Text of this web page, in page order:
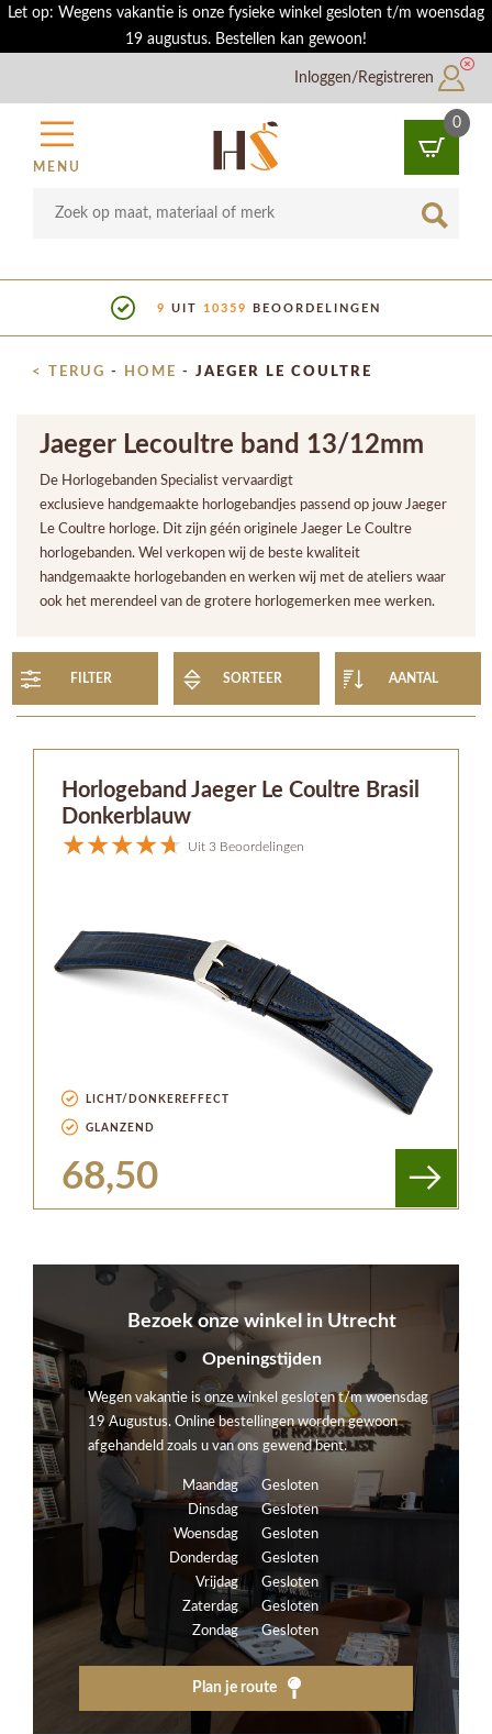
Let op: Wegens vakantie is onze fysieke winkel gesloten t/m woensdag
19 augustus. Bestellen kan gewoon!
Inloggen/Registreren
MENU
0
9 UIT 10359 BEOORDELINGEN
< TERUG - HOME - JAEGER LE COULTRE
Jaeger Lecoultre band 13/12mm
De Horlogebanden Specialist vervaardigt
exclusieve handgemaakte horlogebandjes passend op jouw Jaeger
Le Coultre horloge. Dit zijn géén originele Jaeger Le Coultre
horlogebanden. Wel verkopen wij de beste kwaliteit
handgemaakte horlogebanden en werken wij met de ateliers waar
ook het merendeel van de grotere horlogemerken mee werken.
FILTER SORTEER AANTAL
Horlogeband Jaeger Le Coultre Brasil
Donkerblauw
Uit 3 Beoordelingen
LICHT/DONKEREFFECT
GLANZEND
68,50
Bezoek onze winkel in Utrecht
Openingstijden
Wegen vakantie is onze winkel gesloten t/m woensdag
19 Augustus. Online bestellingen worden gewoon
afgehandeld zoals u van ons gewend bent.
Maandag
Gesloten
Dinsdag
Gesloten
Woensdag
Gesloten
Donderdag
Gesloten
Vrijdag
Gesloten
Zaterdag
Gesloten
Zondag
Gesloten
Plan je route